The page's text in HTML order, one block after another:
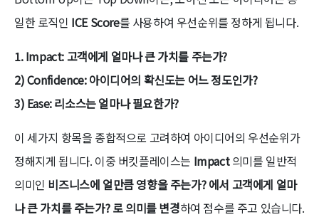
일한 로직인 ICE Score를 사용하여 우선순위를 정하게 됩니다.
1. Impact: 고객에게 얼마나 큰 가치를 주는가?
2) Confidence: 아이디어의 확신도는 어느 정도인가?
3) Ease: 리소스는 얼마나 필요한가?
이 세가지 항목을 종합적으로 고려하여 아이디어의 우선순위가
정해지게 됩니다. 이중 버킷플레이스는 Impact의미를 일반적
의미인 비즈니스에 얼만큼 영향을 주는가? 에서 고객에게 얼마
나 큰 가치를 주는가? 로 의미를 변경하여 점수를 주고 있습니다.